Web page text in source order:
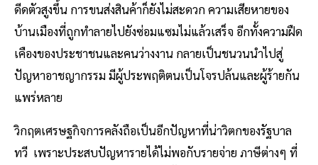
ดีดตัวสูงขึ้น การขนส่งสินค้าก็ยังไม่สะดวก ความเสียหายของ
บ้านเมืองที่ถูกทำลายไปยังซ่อมแซมไม่แล้วเสร็จ อีกทั้งความฝืด
เคืองของประชาชนและคนว่างงาน กลายเป็นชนวนนำไปสู่
ปัญหาอาชญากรรม มีผู้ประพฤติตนเป็นโจรปล้นและผู้ร้ายกัน
แพร่หลาย
วิกฤตเศรษฐกิจการคลังถือเป็นอีกปัญหาที่น่าวิตกของรัฐบาล
ทวี เพราะประสบปัญหารายได้ไม่พอกับรายจ่าย ภาษีต่างๆ ที่